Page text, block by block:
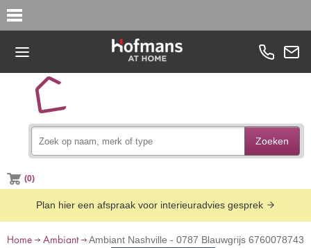
Zoeken
(0)
Plan hier een afspraak voor interieuradvies gesprek
Home Ambiant Ambiant Nashville - 0787 Blauwgrijs 6760078743